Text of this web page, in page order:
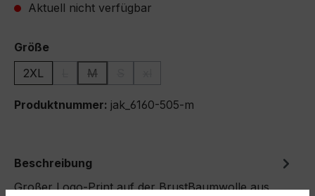
Aktuell nicht verfügbar
Größeauswählen
2XL
(Diese Option ist zurzeit nicht verfügbar.)
M
(Diese Option ist zurzeit nicht verfügbar.)
Produktnummer: jak_6160-505-m
Beschreibung
Großer Logo-Print auf der BrustBaumwolle aus